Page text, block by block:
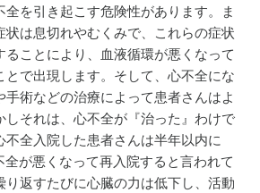
を引き起こす危険性があります。ま
状は息切れやむくみで、これらの症状
ことにより、血液循環が悪くなって
とで出現します。そして、心不全にな
手術などの治療によって患者さんはよ
しそれは、心不全が『治った』わけで
全入院した患者さんは半年以内に
が悪くなって再入院すると言われて
り返すたびに心臓の力は低下し、活動